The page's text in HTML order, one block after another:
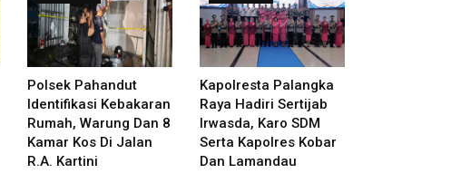
Polsek Pahandut
Identifikasi Kebakaran
Rumah, Warung Dan 8
Kamar Kos Di Jalan
R.A. Kartini
Kapolresta Palangka
Raya Hadiri Sertijab
Irwasda, Karo SDM
Serta Kapolres Kobar
Dan Lamandau